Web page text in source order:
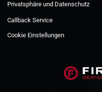
Privatsphäre und Datenschutz
Callback Service
Cookie Einstellungen